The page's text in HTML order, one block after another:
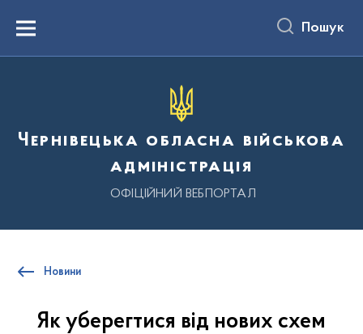
вмістуMenu Пошук
Чернівецька обласна військова
адміністрація
ОФІЦІЙНИЙ ВЕБПОРТАЛ
Новини
Як уберегтися від нових схем